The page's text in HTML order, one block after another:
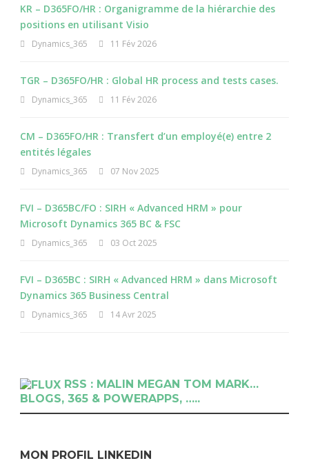
KR – D365FO/HR : Organigramme de la hiérarchie des
positions en utilisant Visio
Dynamics_365 11 Fév 2026
TGR – D365FO/HR : Global HR process and tests cases.
Dynamics_365 11 Fév 2026
CM – D365FO/HR : Transfert d’un employé(e) entre 2
entités légales
Dynamics_365 07 Nov 2025
FVI – D365BC/FO : SIRH « Advanced HRM » pour
Microsoft Dynamics 365 BC & FSC
Dynamics_365 03 Oct 2025
FVI – D365BC : SIRH « Advanced HRM » dans Microsoft
Dynamics 365 Business Central
Dynamics_365 14 Avr 2025
RSS : MALIN MEGAN TOM MARK…
BLOGS, 365 & POWERAPPS, …..
MON PROFIL LINKEDIN